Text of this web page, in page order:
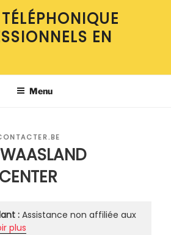
EN
Menu
: Assistance non affiliée aux
plus